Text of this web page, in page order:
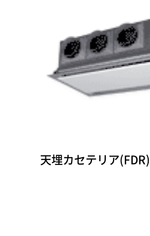
天埋カセテリア(FDR)